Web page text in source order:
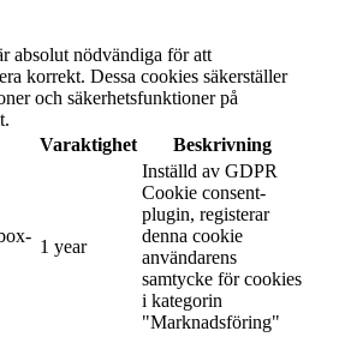
absolut nödvändiga för att
korrekt. Dessa cookies säkerställer
och säkerhetsfunktioner på
Varaktighet Beskrivning
1 year
Inställd av GDPR
Cookie consent-
plugin, registerar
denna cookie
användarens
samtycke för cookies
i kategorin
"Marknadsföring"